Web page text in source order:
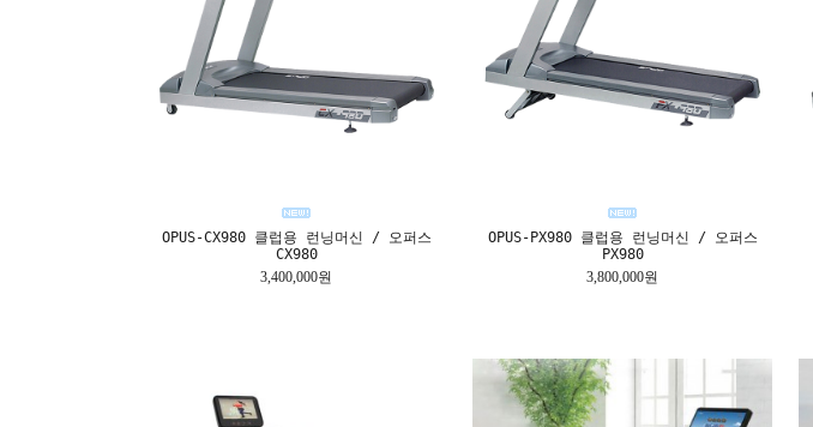
OPUS-CX980 클럽용 런닝머신 / 오퍼스
CX980
3,400,000원
OPUS-PX980 클럽용 런닝머신 / 오퍼스
PX980
3,800,000원